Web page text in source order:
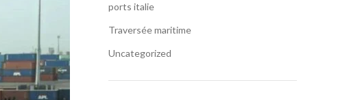
ports italie
Traversée maritime
Uncategorized